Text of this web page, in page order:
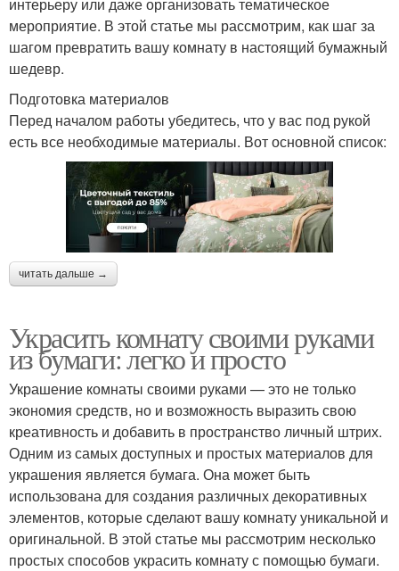
интерьеру или даже организовать тематическое
мероприятие. В этой статье мы рассмотрим, как шаг за
шагом превратить вашу комнату в настоящий бумажный
шедевр.
Подготовка материалов
Перед началом работы убедитесь, что у вас под рукой
есть все необходимые материалы. Вот основной список:
читать дальше →
Украсить комнату своими руками
из бумаги: легко и просто
Украшение комнаты своими руками — это не только
экономия средств, но и возможность выразить свою
креативность и добавить в пространство личный штрих.
Одним из самых доступных и простых материалов для
украшения является бумага. Она может быть
использована для создания различных декоративных
элементов, которые сделают вашу комнату уникальной и
оригинальной. В этой статье мы рассмотрим несколько
простых способов украсить комнату с помощью бумаги.